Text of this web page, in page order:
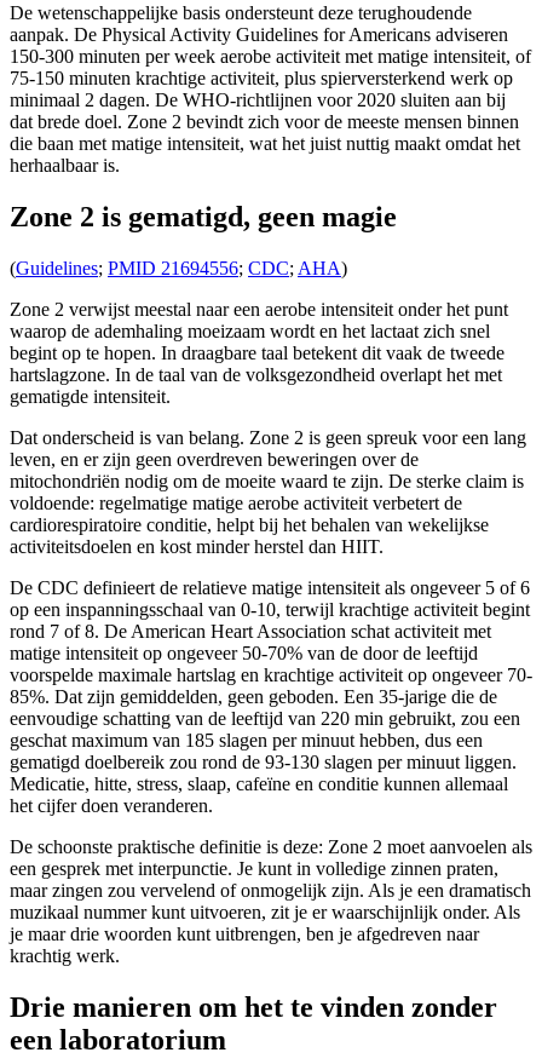
De wetenschappelijke basis ondersteunt deze terughoudende
aanpak. De Physical Activity Guidelines for Americans adviseren
150-300 minuten per week aerobe activiteit met matige intensiteit, of
75-150 minuten krachtige activiteit, plus spierversterkend werk op
minimaal 2 dagen. De WHO-richtlijnen voor 2020 sluiten aan bij
dat brede doel. Zone 2 bevindt zich voor de meeste mensen binnen
die baan met matige intensiteit, wat het juist nuttig maakt omdat het
herhaalbaar is.
Zone 2 is gematigd, geen magie
(Guidelines; PMID 21694556; CDC; AHA)
Zone 2 verwijst meestal naar een aerobe intensiteit onder het punt
waarop de ademhaling moeizaam wordt en het lactaat zich snel
begint op te hopen. In draagbare taal betekent dit vaak de tweede
hartslagzone. In de taal van de volksgezondheid overlapt het met
gematigde intensiteit.
Dat onderscheid is van belang. Zone 2 is geen spreuk voor een lang
leven, en er zijn geen overdreven beweringen over de
mitochondriën nodig om de moeite waard te zijn. De sterke claim is
voldoende: regelmatige matige aerobe activiteit verbetert de
cardiorespiratoire conditie, helpt bij het behalen van wekelijkse
activiteitsdoelen en kost minder herstel dan HIIT.
De CDC definieert de relatieve matige intensiteit als ongeveer 5 of 6
op een inspanningsschaal van 0-10, terwijl krachtige activiteit begint
rond 7 of 8. De American Heart Association schat activiteit met
matige intensiteit op ongeveer 50-70% van de door de leeftijd
voorspelde maximale hartslag en krachtige activiteit op ongeveer 70-
85%. Dat zijn gemiddelden, geen geboden. Een 35-jarige die de
eenvoudige schatting van de leeftijd van 220 min gebruikt, zou een
geschat maximum van 185 slagen per minuut hebben, dus een
gematigd doelbereik zou rond de 93-130 slagen per minuut liggen.
Medicatie, hitte, stress, slaap, cafeïne en conditie kunnen allemaal
het cijfer doen veranderen.
De schoonste praktische definitie is deze: Zone 2 moet aanvoelen als
een gesprek met interpunctie. Je kunt in volledige zinnen praten,
maar zingen zou vervelend of onmogelijk zijn. Als je een dramatisch
muzikaal nummer kunt uitvoeren, zit je er waarschijnlijk onder. Als
je maar drie woorden kunt uitbrengen, ben je afgedreven naar
krachtig werk.
Drie manieren om het te vinden zonder
een laboratorium